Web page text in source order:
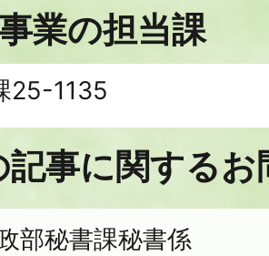
業の担当課
25-1135
記事に関する
部秘書課秘書係